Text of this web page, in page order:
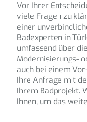
Vor Ihrer
viele Fragen zu
einer
Badexperten in
umfassend über
Modernisierungs-
auch bei einem
Ihre Anfrage mit
Ihrem Badprojekt.
Ihnen, um das